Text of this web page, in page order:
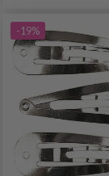
-19%